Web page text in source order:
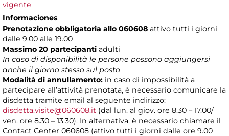
vigente
Informaciones
Prenotazione obbligatoria allo 060608 attivo tutti i giorni
dalle 9.00 alle 19.00
Massimo 20 partecipanti adulti
In caso di disponibilità le persone possono aggiungersi
anche il giorno stesso sul posto
Modalità di annullamento: in caso di impossibilità a
partecipare all’attività prenotata, è necessario comunicare la
disdetta tramite email al seguente indirizzo:
disdetta.visite@060608.it (dal lun. al giov. ore 8.30 – 17.00/
ven. ore 8.30 – 13.30). In alternativa, è necessario chiamare il
Contact Center 060608 (attivo tutti i giorni dalle ore 9.00